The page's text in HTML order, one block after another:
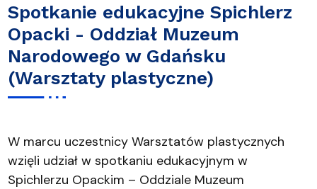
Spotkanie edukacyjne Spichlerz
Opacki - Oddział Muzeum
Narodowego w Gdańsku
(Warsztaty plastyczne)
W marcu uczestnicy Warsztatów plastycznych
wzięli udział w spotkaniu edukacyjnym w
Spichlerzu Opackim – Oddziale Muzeum